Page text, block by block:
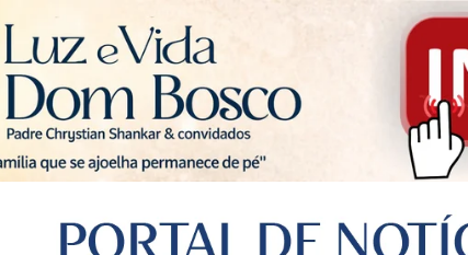
Sair da versão mobile